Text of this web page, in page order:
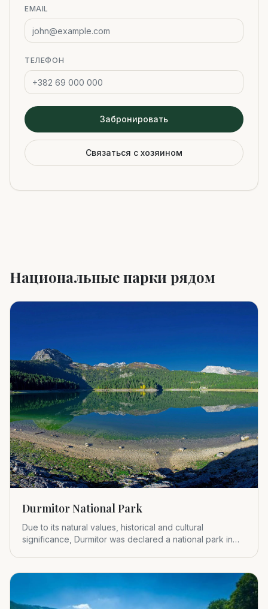
EMAIL
ТЕЛЕФОН
Забронировать
Связаться с хозяином
Национальные парки рядом
Durmitor National Park
Due to its natural values, historical and cultural
significance, Durmitor was declared a national park in